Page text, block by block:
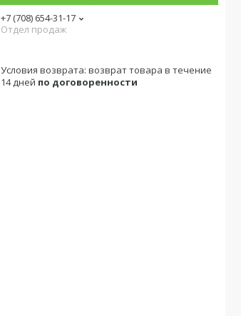
+7 (708) 654-31-17
Отдел продаж
возврат товара в течение
14 дней по договоренности